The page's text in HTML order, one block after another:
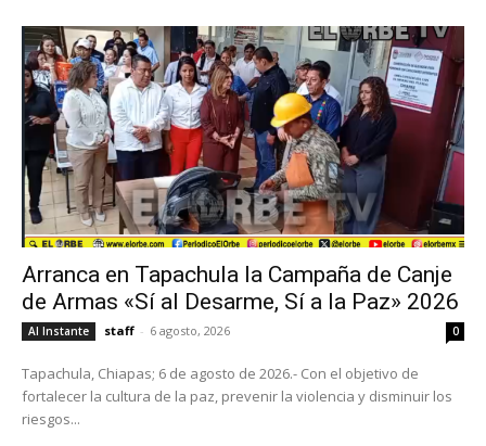
Arranca en Tapachula la Campaña de Canje
de Armas «Sí al Desarme, Sí a la Paz» 2026
Al Instante staff - 6 agosto, 2026 0
Tapachula, Chiapas; 6 de agosto de 2026.- Con el objetivo de
fortalecer la cultura de la paz, prevenir la violencia y disminuir los
riesgos...